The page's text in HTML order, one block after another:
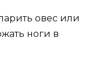
овес или
ноги в